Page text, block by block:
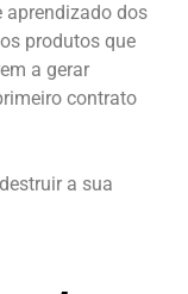
aprendizado dos
produtos que
a gerar
contrato
a sua